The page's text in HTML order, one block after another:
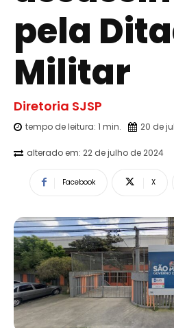
pela
Militar
Diretoria SJSP
tempo de leitura: 1 min. 20 de
alterado em: 22 de julho de 2024
Facebook X